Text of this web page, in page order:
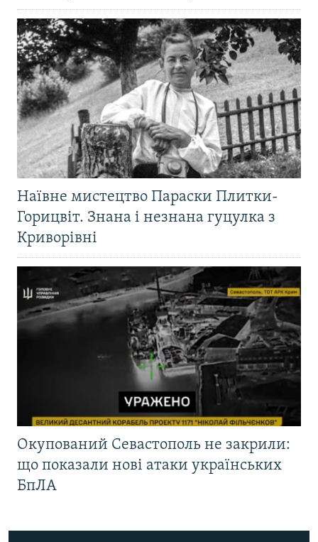
Наївне мистецтво Параски Плитки-
Горицвіт. Знана і незнана гуцулка з
Криворівні
Окупований Севастополь не закрили:
що показали нові атаки українських
БпЛА